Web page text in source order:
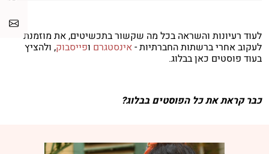
לעוד רעיונות והשראה בכל מה שקשור בתכשיטים, את מוזמנת
לעקוב אחרי ברשתות החברתיות -אינסטגרם ופייסבוק, ולהציץ
בעוד פוסטים כאן בבלוג.
כבר קראת את כל הפוסטים בבלוג?